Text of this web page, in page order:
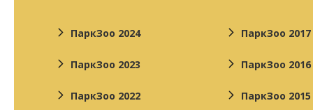
ПаркЗоо 2024
ПаркЗоо 2023
ПаркЗоо 2022
ПаркЗоо 2017
ПаркЗоо 2016
ПаркЗоо 2015